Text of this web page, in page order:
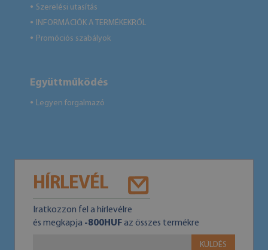
● Szerelési utasítás
● INFORMÁCIÓK A TERMÉKEKRŐL
● Promóciós szabályok
Együttműködés
● Legyen forgalmazó
HÍRLEVÉL
Iratkozzon fel a hírlevélre
és megkapja -800HUFaz összes termékre
KÜLDÉS